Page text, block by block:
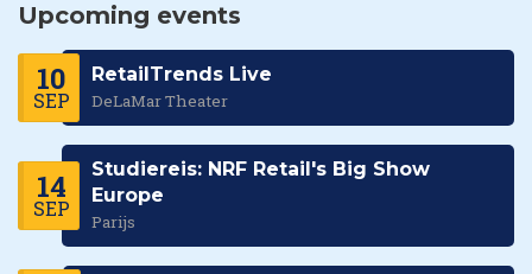
Upcoming events
10
SEP
RetailTrends Live
DeLaMar Theater
14
SEP
Studiereis: NRF Retail's Big Show
Europe
Parijs